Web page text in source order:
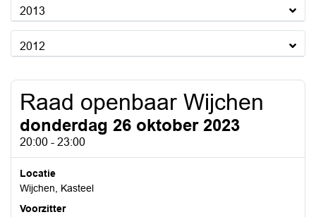
2013
2012
Raad openbaar Wijchen
donderdag 26 oktober 2023
20:00 - 23:00
Locatie
Wijchen, Kasteel
Voorzitter